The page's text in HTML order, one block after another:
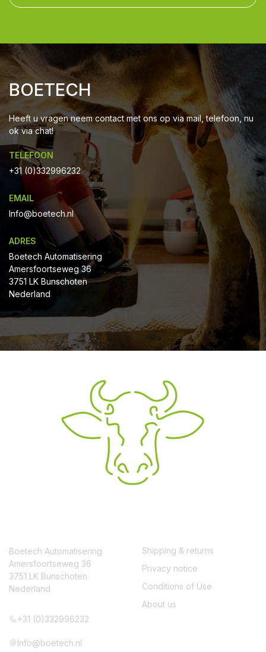
BOETECH
Heeft u vragen neem contact met ons op via mail, telefoon, nu
ok via chat!
TELEFOON
+31 (0)332996232
EMAIL
Info@boetech.nl
ADRES
Boetech Automatisering
Amersfoortseweg 36
3751 LK Bunschoten
Nederland
Boetech Automatisering
Amersfoortseweg 36
3751 LK Bunschoten
Nederland
+31 (0)332996232
Info@boetech.nl
Shipping & returns
Privacy notice
Conditions of Use
About us